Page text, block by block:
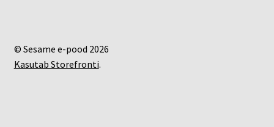
© Sesame e-pood 2026
Kasutab Storefronti.